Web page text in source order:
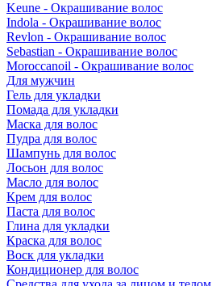
Keune - Окрашивание волос
Indola - Окрашивание волос
Revlon - Окрашивание волос
Sebastian - Окрашивание волос
Moroccanoil - Окрашивание волос
Для мужчин
Гель для укладки
Помада для укладки
Маска для волос
Пудра для волос
Шампунь для волос
Лосьон для волос
Масло для волос
Крем для волос
Паста для волос
Глина для укладки
Краска для волос
Воск для укладки
Кондиционер для волос